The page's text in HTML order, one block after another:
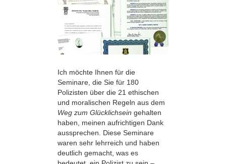
Ich möchte Ihnen für die
Seminare, die Sie für 180
Polizisten über die 21 ethischen
und moralischen Regeln aus dem
Weg zum Glücklichsein gehalten
haben, meinen aufrichtigen Dank
aussprechen. Diese Seminare
waren sehr lehrreich und haben
deutlich gemacht, was es